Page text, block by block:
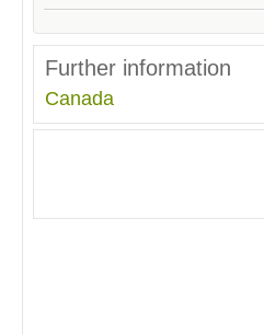
Further information
Canada